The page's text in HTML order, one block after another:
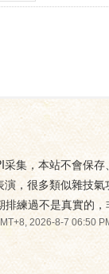
集，本站不會保
，很多類似雜技
練過不是真實的
2026-8-7 06:50